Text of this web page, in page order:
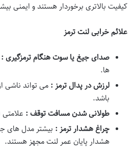
کیفیت بالاتری برخوردار هستند و ایمنی
علائم خرابی لنت ترمز
صدای جیغ یا سوت هنگام ترمزگیری :
ها.
لرزش در پدال ترمز : می تواند ناشی
باشد.
طولانی شدن مسافت توقف :
چراغ هشدار ترمز : بیشتر مدل های
هشدار پایان عمر لنت مجهز هستند.